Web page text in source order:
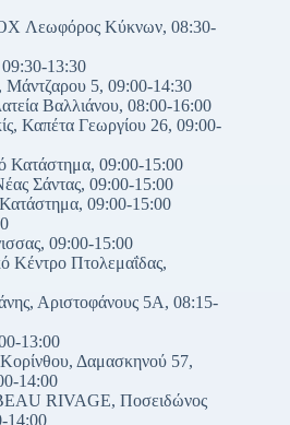
Λεωφόρος Κύκνων, 08:30-
13:30
Μάντζαρου 5, 09:00-14:30
Βαλλιάνου, 08:00-16:00
Καπέτα Γεωργίου 26, 09:00-
Κατάστημα, 09:00-15:00
Σάντας, 09:00-15:00
09:00-15:00
09:00-15:00
Κέντρο Πτολεμαΐδας,
Αριστοφάνους 5Α, 08:15-
13:00
Δαμασκηνού 57,
14:00
BEAU RIVAGE, Ποσειδώνος
14:00